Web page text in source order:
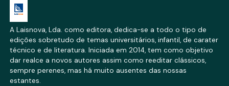
A Laisnova, Lda. como editora, dedica-se a todo o tipo de
edições sobretudo de temas universitários, infantil, de carater
técnico e de literatura. Iniciada em 2014, tem como objetivo
dar realce a novos autores assim como reeditar clássicos,
sempre perenes, mas há muito ausentes das nossas
estantes.